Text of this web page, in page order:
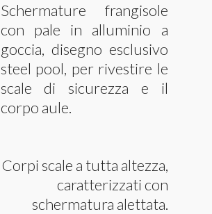
Schermature frangisole
con pale in alluminio a
goccia, disegno esclusivo
steel pool, per rivestire le
scale di sicurezza e il
corpo aule.
Corpi scale a tutta altezza,
caratterizzati con
schermatura alettata.